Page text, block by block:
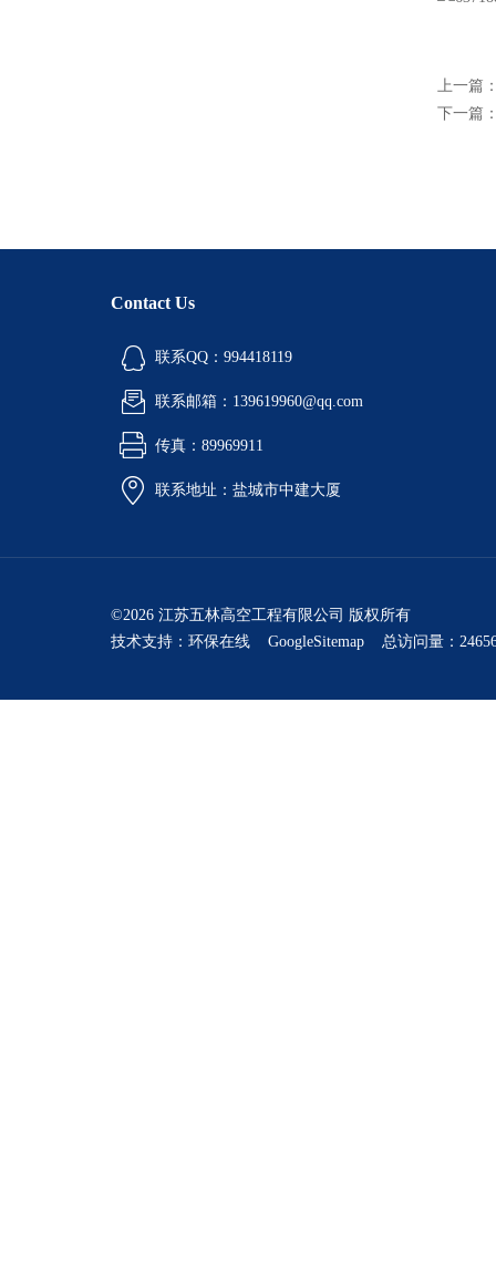
上一篇
下一篇
Contact Us
联系QQ：994418119
联系邮箱：139619960@qq.com
传真：89969911
联系地址：盐城市中建大厦
©2026 江苏五林高空工程有限公司 版权所有
技术支持： 环保在线 GoogleSitemap 总访问量：